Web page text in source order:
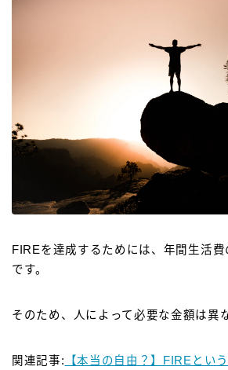
FIREを達成するためには、年間生活
です。
そのため、人によって必要な金額は異
関連記事: 【本当の自由？】FIREとい